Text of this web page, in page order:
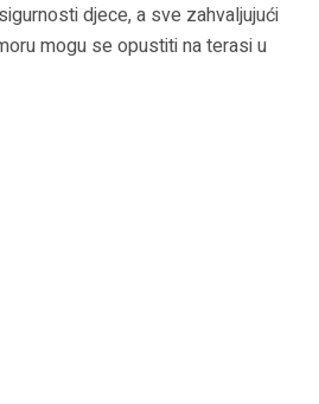
djece, a sve zahvaljujući
mogu se opustiti na terasi u